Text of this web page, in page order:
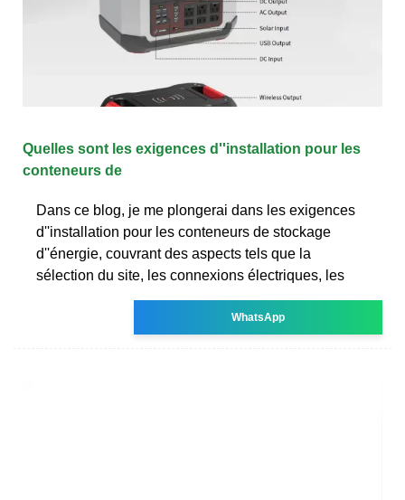
Quelles sont les exigences d''installation pour les
conteneurs de
Dans ce blog, je me plongerai dans les exigences
d''installation pour les conteneurs de stockage
d''énergie, couvrant des aspects tels que la
sélection du site, les connexions électriques, les
WhatsApp